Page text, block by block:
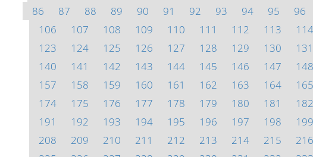
86
87 88 89 90 91 92 93 94 95 96
106
107 108 109 110 111 112 113 114
123
124 125 126 127 128 129 130 131
140
141 142 143 144 145 146 147 148
157
158 159 160 161 162 163 164 165
174
175 176 177 178 179 180 181 182
191
192 193 194 195 196 197 198 199
208
209 210 211 212 213 214 215 216